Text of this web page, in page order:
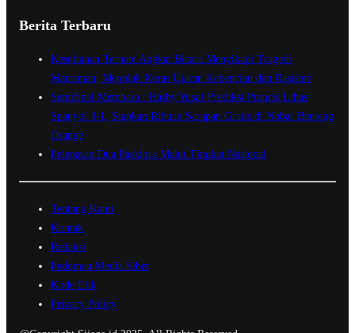
Berita Terbaru
Kesultanan Ternate Angkat Bicara Menyikapi Tragedi
Matraman, Menolak Keras Ujaran Kebencian dan Rasisme
Semifinal Membara : Hasby Yusuf Prediksi Prancis Libas
Spanyol 3-1, Siapkan Ribuan Sarapan Gratis di Nobar Benteng
Orange
Pelepasan Dua Paskibra Malut Tingkat Nasional
Tentang Kami
Kontak
Redaksi
Pedoman Media Siber
Kode Etik
Privacy Policy